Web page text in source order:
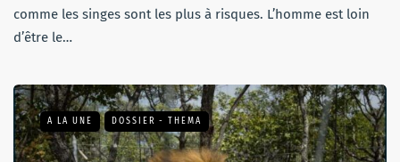
comme les singes sont les plus à risques. L’homme est loin
d’être le…
A LA UNE DOSSIER - THEMA